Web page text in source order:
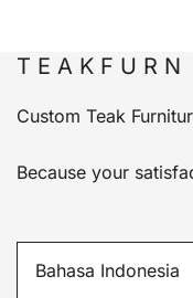
T E A K F U R N
Custom Teak
Because your